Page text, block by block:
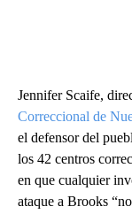
Jennifer Scaife,
Correccional de
el defensor del
los 42 centros
en que cualquier
ataque a Brooks